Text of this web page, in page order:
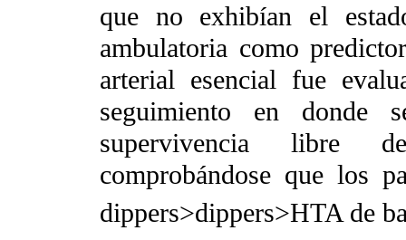
que no exhibían el
ambulatoria como
arterial esencial fue
seguimiento en donde
supervivencia libre de
comprobándose que los
dippers>dippers>HTA de